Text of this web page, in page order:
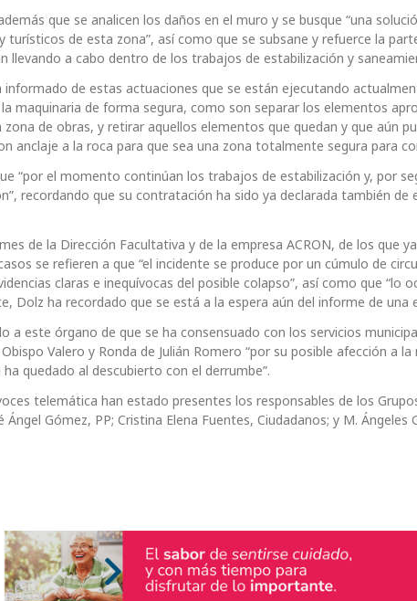
que se analicen los daños en el muro y se busque “una
turísticos de esta zona”, así como que se subsane y refuerce la
llevando a cabo dentro de los trabajos de estabilización y
informado de estas actuaciones que se están ejecutando
maquinaria de forma segura, como son separar los elementos
de obras, y retirar aquellos elementos que quedan y que aún
anclaje a la roca para que sea una zona totalmente segura para
“por el momento continúan los trabajos de estabilización y, por
recordando que su contratación ha sido ya declarada también de
de la Dirección Facultativa y de la empresa ACRON, de los que
se refieren a que “el incidente se produce por un cúmulo de
claras e inequívocas del posible colapso”, así como que “lo
Dolz ha recordado que se está a la espera aún del informe de una
a este órgano de que se ha consensuado con los servicios
Valero y Ronda de Julián Romero “por su posible afección a
quedado al descubierto con el derrumbe”.
telemática han estado presentes los responsables de los
Gómez, PP; Cristina Elena Fuentes, Ciudadanos; y M. Ángeles